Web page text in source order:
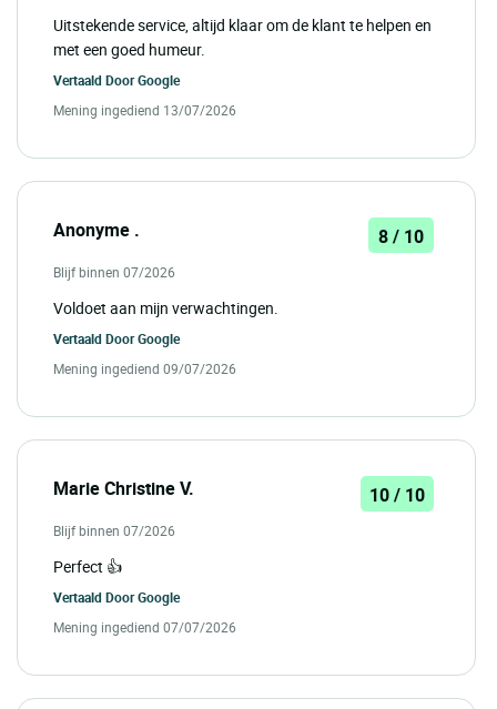
Uitstekende service, altijd klaar om de klant te helpen en
met een goed humeur.
Vertaald DoorGoogle
Mening ingediend 13/07/2026
Anonyme . 8 / 10
Blijf binnen 07/2026
Voldoet aan mijn verwachtingen.
Vertaald DoorGoogle
Mening ingediend 09/07/2026
Marie Christine V. 10 / 10
Blijf binnen 07/2026
Perfect 👍
Vertaald DoorGoogle
Mening ingediend 07/07/2026